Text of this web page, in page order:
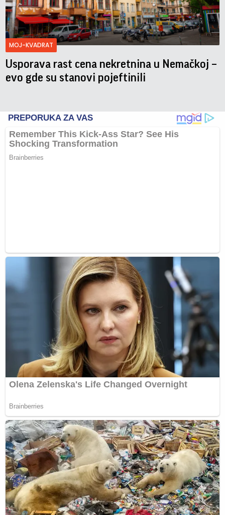
MOJ-KVADRAT
Usporava rast cena nekretnina u Nemačkoj –
evo gde su stanovi pojeftinili